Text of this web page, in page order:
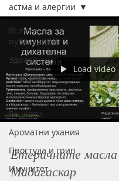
Всички
публикации
Здраве
Красота
Анти-стрес
Рецепти
Ароматни ухания
Простуда и грип
Имунитет
астма и алергии
Load video
Етеричните
Мадагаскар